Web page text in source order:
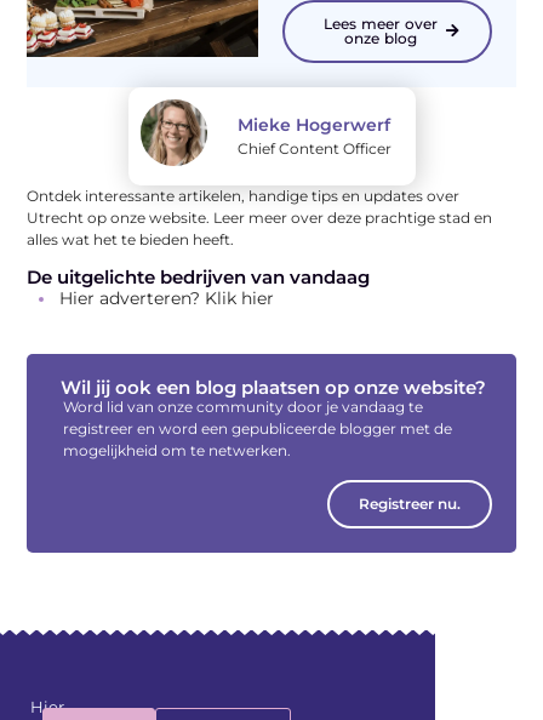
Lees meer over
onze blog
Mieke Hogerwerf
Chief Content Officer
Ontdek interessante artikelen, handige tips en updates over
Utrecht op onze website. Leer meer over deze prachtige stad en
alles wat het te bieden heeft.
De uitgelichte bedrijven van vandaag
Hier adverteren? Klik hier
Wil jij ook een blog plaatsen op onze website?
Word lid van onze community door je vandaag te
registreer en word een gepubliceerde blogger met de
mogelijkheid om te netwerken.
Registreer nu.
Hier